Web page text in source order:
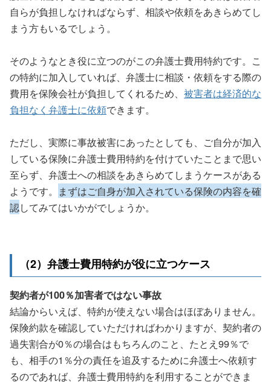
自らが負担しなければならず、相談や依頼をあきらめてし
まう方もいるでしょう。
そのようなとき役に立つのがこの弁護士費用特約です。こ
の特約に加入していれば、弁護士に相談・依頼をする際の
費用を保険会社が負担してくれるため、 被害者は経済的な
負担なく弁護士に依頼できます。
ただし、実際に事故被害にあったとしても、ご自分が加入
している保険に弁護士費用特約を付けていたことまで思い
至らず、弁護士への相談をあきらめてしまうケースがある
ようです。 まずはご自身が加入されている保険の内容を確
認してみてはいかがでしょうか。
（2）弁護士費用特約が役に立つケース
契約者が100％加害者ではない事故
結論からいえば、特約が使えない場合はほぼありません。
保険約款を確認していただければわかりますが、契約者の
過失割合が0％の場合はもちろんのこと、たとえ99％で
も、相手の1％分の責任を追及するために弁護士へ依頼す
るのであれば、弁護士費用特約を利用することができま